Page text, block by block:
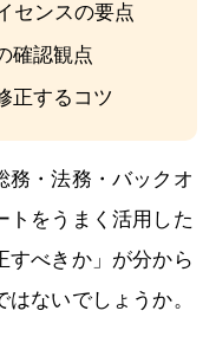
センスの要点
確認観点
正するコツ
務・法務・バックオ
トをうまく活用した
すべきか」が分から
ないでしょうか。